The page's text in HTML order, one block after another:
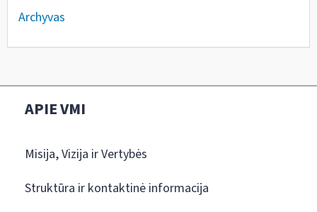
Archyvas
APIE VMI
Misija, Vizija ir Vertybės
Struktūra ir kontaktinė informacija